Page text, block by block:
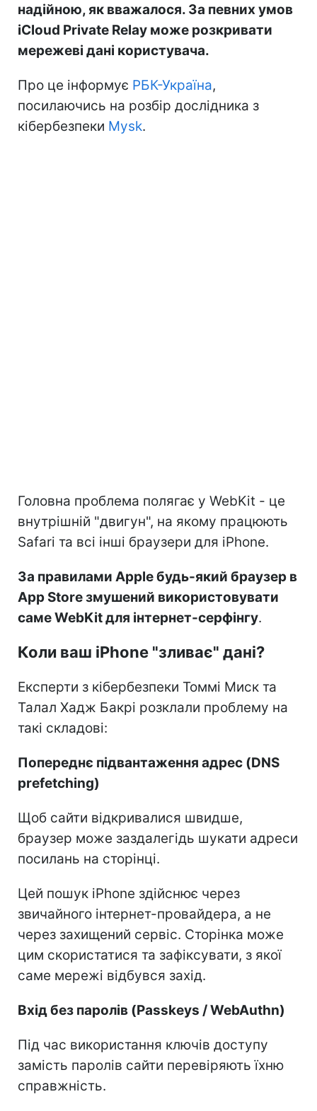
надійною, як вважалося. За певних умов
iCloud Private Relay може розкривати
мережеві дані користувача.
Про це інформує РБК-Україна,
посилаючись на розбір дослідника з
кібербезпеки Mysk.
Головна проблема полягає у WebKit - це
внутрішній "двигун", на якому працюють
Safari та всі інші браузери для iPhone.
За правилами Apple будь-який браузер в
App Store змушений використовувати
саме WebKit для інтернет-серфінгу.
Коли ваш iPhone "зливає" дані?
Експерти з кібербезпеки Томмі Миск та
Талал Хадж Бакрі розклали проблему на
такі складові:
Попереднє підвантаження адрес (DNS
prefetching)
Щоб сайти відкривалися швидше,
браузер може заздалегідь шукати адреси
посилань на сторінці.
Цей пошук iPhone здійснює через
звичайного інтернет-провайдера, а не
через захищений сервіс. Сторінка може
цим скористатися та зафіксувати, з якої
саме мережі відбувся захід.
Вхід без паролів (Passkeys / WebAuthn)
Під час використання ключів доступу
замість паролів сайти перевіряють їхню
справжність.